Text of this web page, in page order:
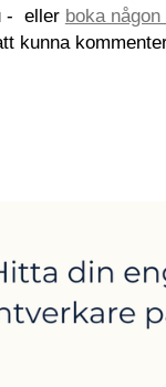
- eller boka
kunna